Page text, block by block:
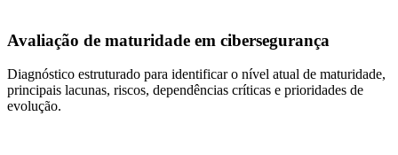
Avaliação de maturidade em cibersegurança
Diagnóstico estruturado para identificar o nível atual de maturidade,
principais lacunas, riscos, dependências críticas e prioridades de
evolução.